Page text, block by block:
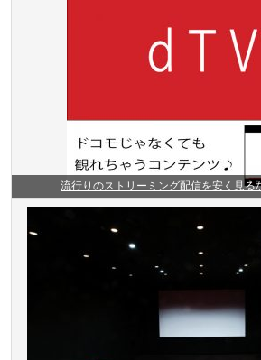
流行りのストリーミング配信を安く見る